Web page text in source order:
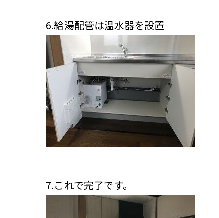
6.給湯配管は温水器を設置
7.これで完了です。